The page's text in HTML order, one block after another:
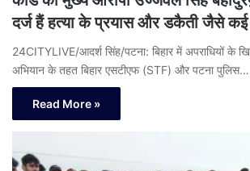
दर्ज हैं हत्या के प्रयास और डकैती जैसे कई
24CITYLIVE/आदर्श सिंह/पटना: बिहार में अपराधियों के
अभियान के तहत बिहार एसटीएफ (STF) और पटना पुलिस…
Read More »